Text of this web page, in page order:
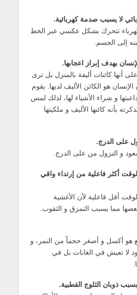
لا يسبب صدمة كهربائية.
تتحرك بشكل عكسي عبر الخط
إلى الجسم.
بهدف إبراز اعجابها.
أنها كائنات أليفة بالمنزل بل ترى
هو الكائن الأليف لديها. يقوم
و شراء الأشياء لها، لذلك لمس
بأنه كائنها الأليف و ملكيتها
على الدرج.
و النزول من على الدرج.
أكثر فاعلية من إرتداء واقي
أقل فاعلية لأن الأغشية
مما يسبب التمزق و الثقوب.
هو أكسل و أصغر حجماً من النمر، و
لا تعيش في الغابات بل في
ذوبان الثلوج القطبية.